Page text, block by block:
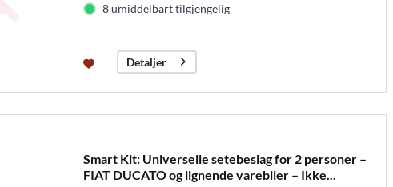
8 umiddelbart tilgjengelig
Detaljer
Smart Kit: Universelle setebeslag for 2 personer –
FIAT DUCATO og lignende varebiler – Ikke...